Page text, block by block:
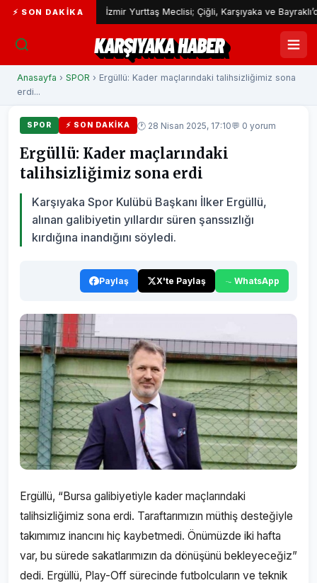
⚡ SON DAKIKAİzmir Yurttaş Meclisi; Çiğli, Karşıyaka ve Bayraklı’da devam
KARŞIYAKA HABER
Anasayfa › SPOR › Ergüllü: Kader maçlarındaki talihsizliğimiz sona
erdi...
SPOR ⚡ SON DAKIKA 🕐 28 Nisan 2025, 17:10💬 0 yorum
Ergüllü: Kader maçlarındaki
talihsizliğimiz sona erdi
Karşıyaka Spor Kulübü Başkanı İlker Ergüllü,
alınan galibiyetin yıllardır süren şanssızlığı
kırdığına inandığını söyledi.
Paylaş X'te Paylaş WhatsApp
Ergüllü, “Bursa galibiyetiyle kader maçlarındaki
talihsizliğimiz sona erdi. Taraftarımızın müthiş desteğiyle
takımımız inancını hiç kaybetmedi. Önümüzde iki hafta
var, bu sürede sakatlarımızın da dönüşünü bekleyeceğiz”
dedi. Ergüllü, Play-Off sürecinde futbolcuların ve teknik